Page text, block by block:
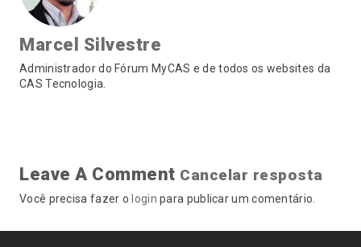
Marcel Silvestre
Administrador do Fórum MyCAS e de todos os websites da
CAS Tecnologia.
Leave A Comment Cancelar resposta
Você precisa fazer o login para publicar um comentário.